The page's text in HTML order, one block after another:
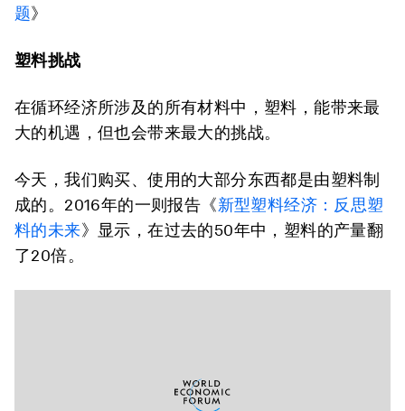
题》
塑料挑战
在循环经济所涉及的所有材料中，塑料，能带来最
大的机遇，但也会带来最大的挑战。
今天，我们购买、使用的大部分东西都是由塑料制
成的。2016年的一则报告《新型塑料经济：反思塑
料的未来》显示，在过去的50年中，塑料的产量翻
了20倍。